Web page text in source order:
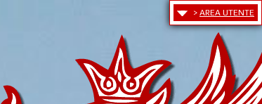
> AREA UTENTE